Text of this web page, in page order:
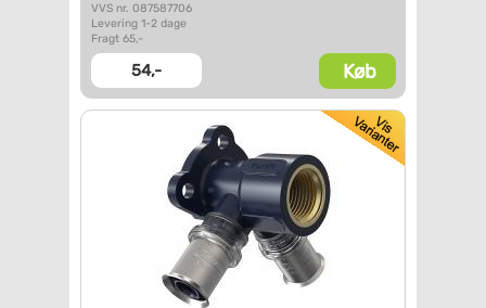
VVS nr. 087587706
Levering 1-2 dage
Fragt 65,-
54,- Køb